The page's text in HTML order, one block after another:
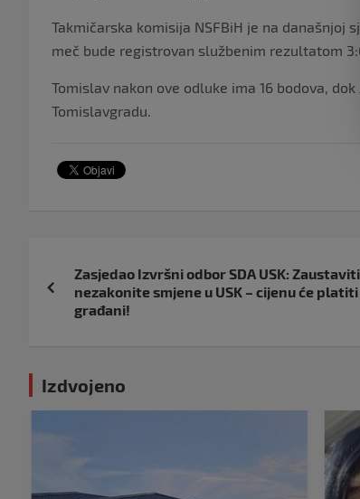
Takmičarska komisija NSFBiH je na današnjoj
meč bude registrovan službenim rezultatom
Tomislav nakon ove odluke ima 16 bodova,
Tomislavgradu.
objava
Zasjedao Izvršni odbor SDA USK: Zaustaviti
nezakonite smjene u USK – cijenu će platiti
građani!
Izdvojeno